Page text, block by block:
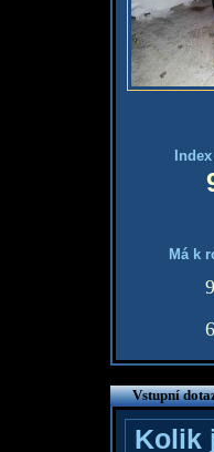
Má k
9
6
Vstupní
Kolik